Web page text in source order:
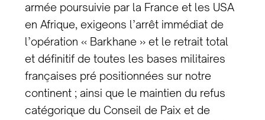
armée poursuivie par la France et les USA
en Afrique, exigeons l’arrêt immédiat de
l’opération « Barkhane » et le retrait total
et définitif de toutes les bases militaires
françaises pré positionnées sur notre
continent ; ainsi que le maintien du refus
catégorique du Conseil de Paix et de